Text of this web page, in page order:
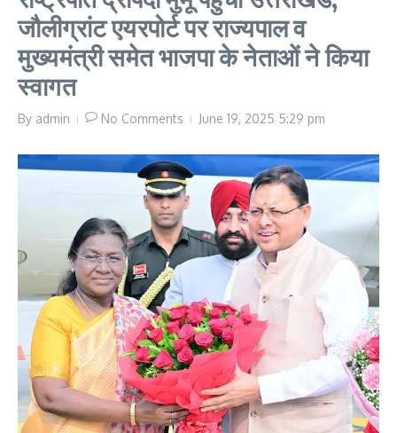
जौलीग्रांट एयरपोर्ट पर राज्यपाल व
मुख्यमंत्री समेत भाजपा के नेताओं ने किया
स्वागत
By admin No Comments June 19, 2025 5:29 pm